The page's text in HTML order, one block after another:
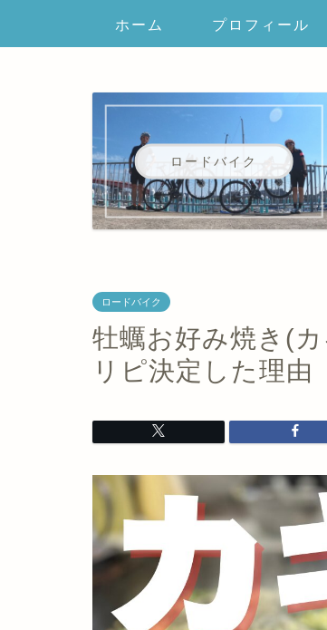
ホーム プロフィール
ロードバイク
ロードバイク
牡蠣お好み焼き(
リピ決定した理由